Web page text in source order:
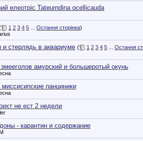
елеотріс Tateurndina ocellicauda
1 2 3 4 5 Остання сторінка)
и стерлядь в аквариуме ( 1 2 3 4 5
Остання
амурский и большеротый окунь
панциники
не ест 2 недели
- карантин и содержание